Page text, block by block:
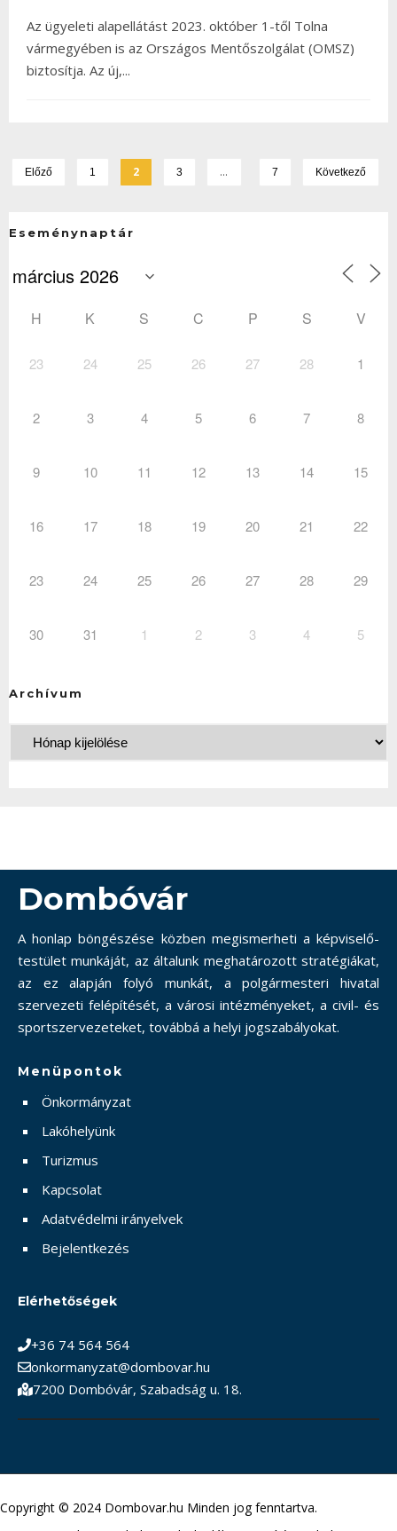
Az ügyeleti alapellátást 2023. október 1-től Tolna
vármegyében is az Országos Mentőszolgálat (OMSZ)
biztosítja. Az új,...
Előző 1 2 3 … 7 Következő
Eseménynaptár
H K S C P S V
23 24 25 26 27 28 1
2 3 4 5 6 7 8
9 10 11 12 13 14 15
16 17 18 19 20 21 22
23 24 25 26 27 28 29
30 31 1 2 3 4 5
Archívum
Dombóvár
A honlap böngészése közben megismerheti a képviselő-
testület munkáját, az általunk meghatározott stratégiákat,
az ez alapján folyó munkát, a polgármesteri hivatal
szervezeti felépítését, a városi intézményeket, a civil- és
sportszervezeteket, továbbá a helyi jogszabályokat.
Menüpontok
Önkormányzat
Lakóhelyünk
Turizmus
Kapcsolat
Adatvédelmi irányelvek
Bejelentkezés
Elérhetőségek
+36 74 564 564
onkormanyzat@dombovar.hu
7200 Dombóvár, Szabadság u. 18.
Copyright © 2024 Dombovar.hu Minden jog fenntartva.